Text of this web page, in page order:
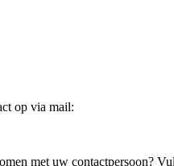
op via mail:
met uw contactpersoon?